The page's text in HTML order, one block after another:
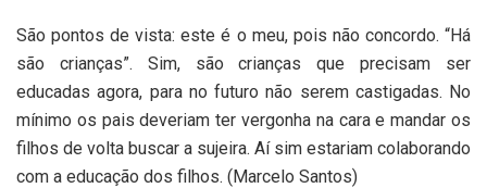
São pontos de vista: este é o meu, pois não concordo. “Há
são crianças”. Sim, são crianças que precisam ser
educadas agora, para no futuro não serem castigadas. No
mínimo os pais deveriam ter vergonha na cara e mandar os
filhos de volta buscar a sujeira. Aí sim estariam colaborando
com a educação dos filhos. (Marcelo Santos)